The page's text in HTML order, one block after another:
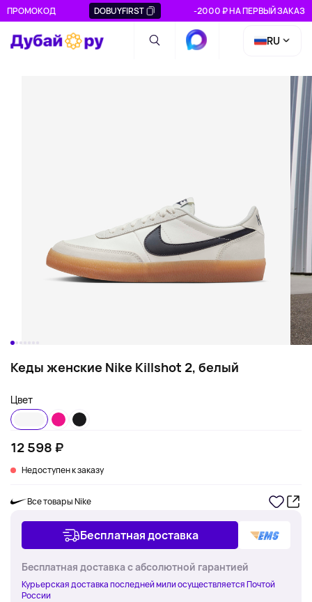
ПРОМОКОД DOBUYFIRST -2000 ₽ НА ПЕРВЫЙ ЗАКАЗ
RU
Кеды женские Nike Killshot 2, белый
Цвет
12 598 ₽
Недоступен к заказу
Все товары Nike
Бесплатная доставка
Бесплатная доставка с абсолютной гарантией
Курьерская доставка последней мили осуществляется Почтой
России